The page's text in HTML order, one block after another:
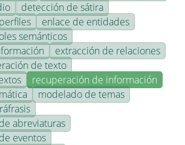
detección de sátira
enlace de entidades
semánticos
extracción de relaciones
de texto
recuperación de información
modelado de temas
abreviaturas
eventos